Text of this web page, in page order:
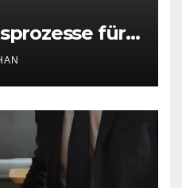
für